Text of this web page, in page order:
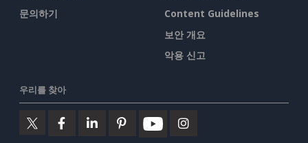
문의하기
Content Guidelines
보안 개요
악용 신고
우리를 찾아